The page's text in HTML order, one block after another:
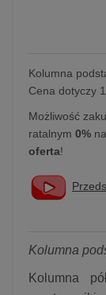
Kolumna
Cena dotyczy
Możliwość
ratalnym 0% na
oferta!
Kolumna
Kolumna